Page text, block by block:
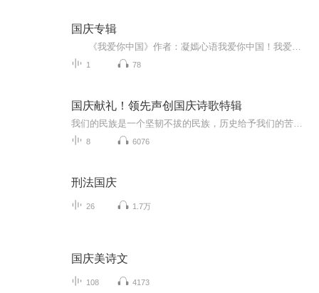
国庆专辑
1 78
国庆献礼！领先声创国庆诗歌特辑
8 6076
刑法国庆
26 1.7万
国庆美诗文
108 4173